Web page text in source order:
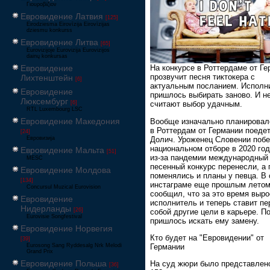
Γιουροβίζιον
Евровидение Латвия [125]
Eirodziesma Eirovīzija Eirovīzijas
dziesmu konkurss
Евровидение Литва [65]
Eurovizijoje Eurovizija Eurovizijos
dainų konkursas
Евровидение
Лихтенштейн [6]
Евровидение
Люксембург [6]
RTL Luxembourg LSC
Евровидение Македония
[24]
Евровизија
Евровидение Мальта [51]
MESC
Евровидение Молдова
[134]
Concursul Muzical Eurovision
Евровидение
Нидерланды [26]
Eurovisie Songfestival
Евровидение Норвегия
[39]
Eurosong Sang Ryddesalg Nrk Melodi
Grand Prix
Евровидение Польша [36]
На конкурсе в Роттердаме от
прозвучит песня тиктокера с
актуальным посланием.
пришлось выбирать заново. И
считают выбор удачным.
Вообще изначально
в Роттердам от Германии
Долич. Уроженец Словении
национальном отборе в 2020
из-за пандемии международный
песенный конкурс перенесли, а
поменялись и планы у певца. В
инстаграме еще прошлым
сообщил, что за это время
исполнитель и теперь ставит
собой другие цели в карьере.
пришлось искать ему замену.
Кто будет на "Евровидении" от
Германии
На суд жюри было